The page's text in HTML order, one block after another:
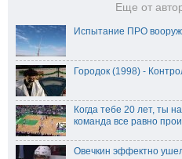
Еще от
Испытание ПРО
Городок (1998) -
Когда тебе 20 лет, ты
команда все равно
Овечкин эффектно